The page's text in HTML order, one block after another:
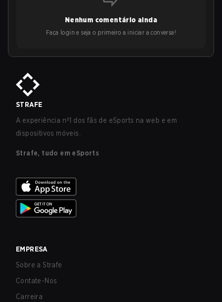
Nenhum comentário ainda
Faça login e seja o primeiro a iniciar a conversa!
STRAFE
A experiência nº1 dos fãs de eSports na web e em
dispositivos móveis.
Strafe, tudo em eSports
EMPRESA
Sobre a Strafe
Contate-Nos
Carreira